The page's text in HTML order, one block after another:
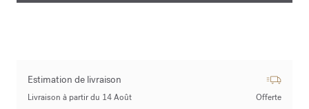
Estimation de livraison
Livraison à partir du 14 Août Offerte